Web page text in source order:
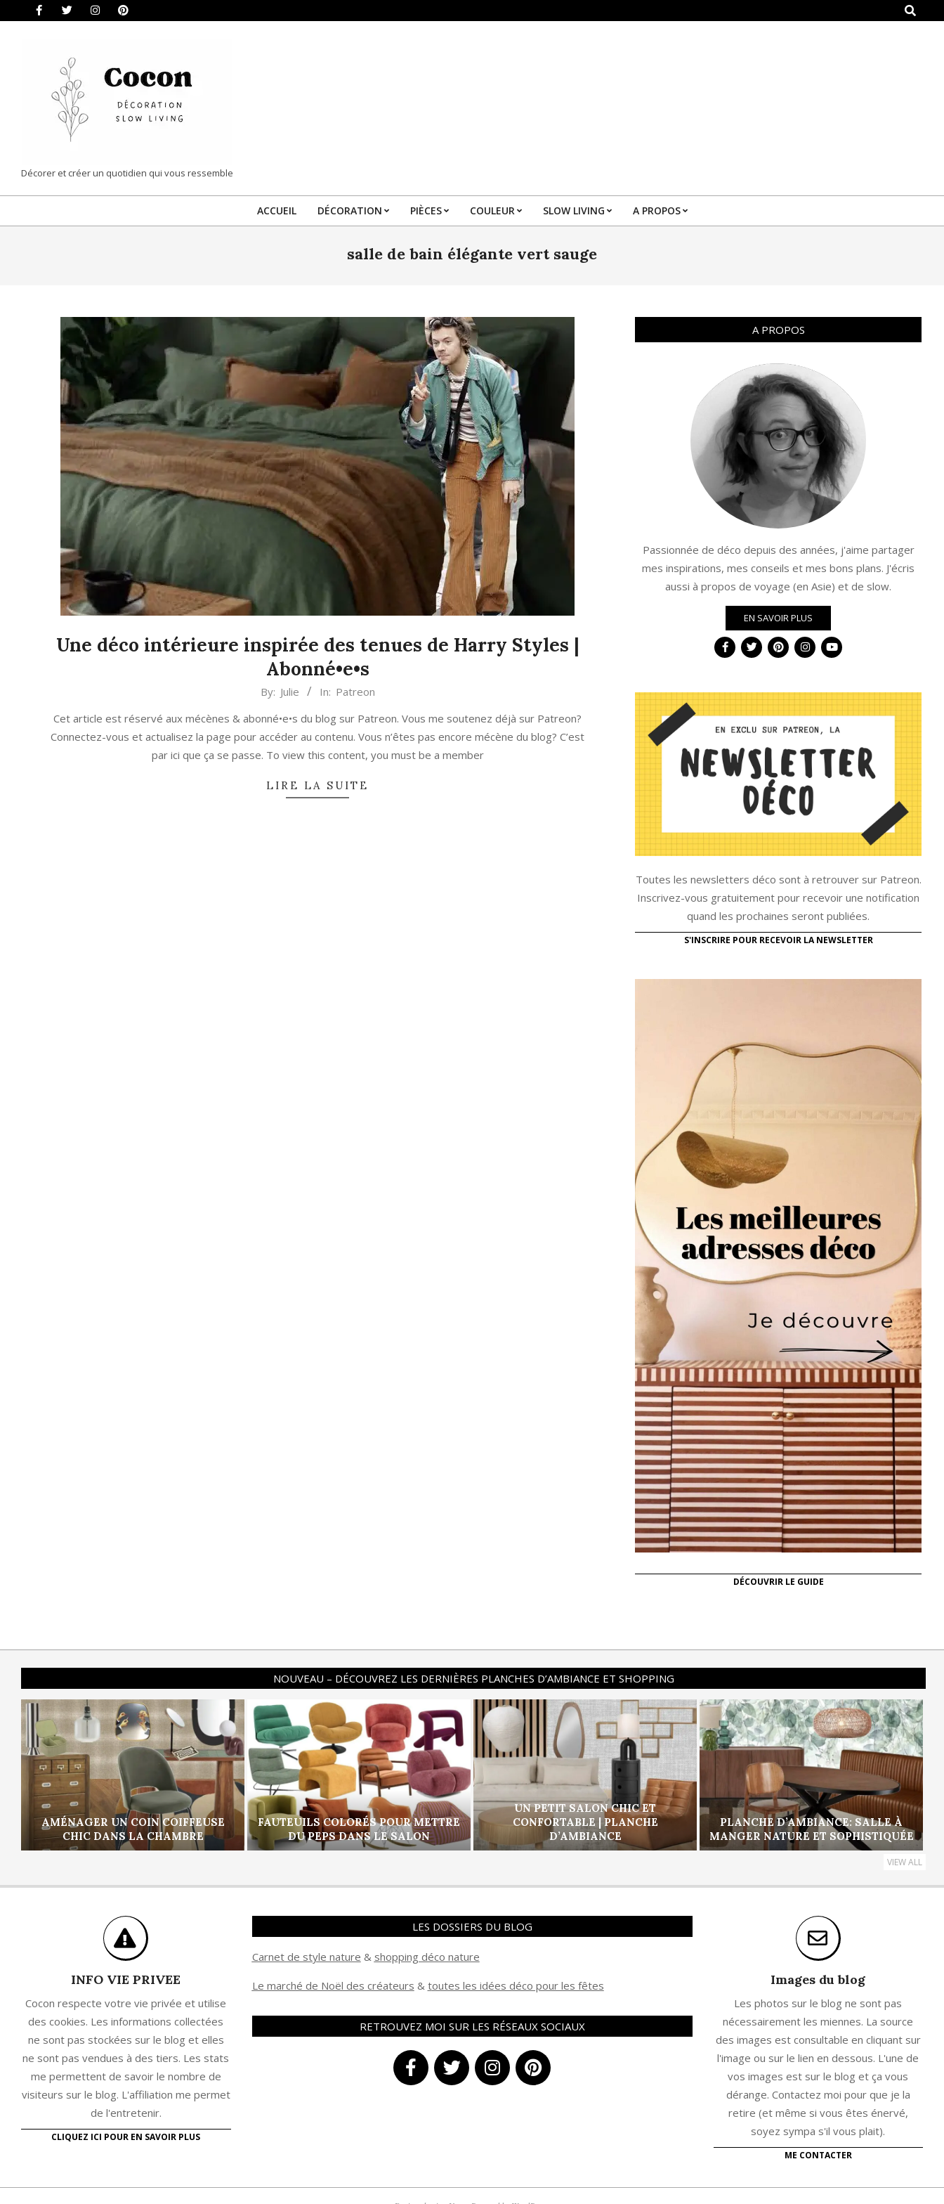
Search
COCON
|
DÉCORATION
Décorer et créer un quotidien qui vous ressemble
Primary
Menu
ACCUEIL DÉCORATION PIÈCES COULEUR SLOW LIVING A PROPOS
salle de bain élégante vert sauge
Une déco intérieure inspirée des tenues de Harry Styles |
Abonné•e•s
By: Julie In: Patreon
Cet article est réservé aux mécènes & abonné•e•s du blog sur Patreon. Vous me soutenez déjà sur Patreon?
Connectez-vous et actualisez la page pour accéder au contenu. Vous n’êtes pas encore mécène du blog? C’est
par ici que ça se passe. To view this content, you must be a member
LIRE LA SUITE
A PROPOS
Passionnée de déco depuis des années, j'aime partager
mes inspirations, mes conseils et mes bons plans. J'écris
aussi à propos de voyage (en Asie) et de slow.
EN SAVOIR PLUS
Toutes les newsletters déco sont à retrouver sur Patreon.
Inscrivez-vous gratuitement pour recevoir une notification
quand les prochaines seront publiées.
S'INSCRIRE POUR RECEVOIR LA NEWSLETTER
DÉCOUVRIR LE GUIDE
NOUVEAU – DÉCOUVREZ LES DERNIÈRES PLANCHES D’AMBIANCE ET SHOPPING
AMÉNAGER UN COIN COIFFEUSE
CHIC DANS LA CHAMBRE
FAUTEUILS COLORÉS POUR METTRE
DU PEPS DANS LE SALON
UN PETIT SALON CHIC ET
CONFORTABLE | PLANCHE
D’AMBIANCE
PLANCHE D’AMBIANCE: SALLE À
MANGER NATURE ET SOPHISTIQUÉE
VIEW ALL
INFO VIE PRIVEE
Cocon respecte votre vie privée et utilise
des cookies. Les informations collectées
ne sont pas stockées sur le blog et elles
ne sont pas vendues à des tiers. Les stats
me permettent de savoir le nombre de
visiteurs sur le blog. L'affiliation me permet
de l'entretenir.
CLIQUEZ ICI POUR EN SAVOIR PLUS
LES DOSSIERS DU BLOG
Carnet de style nature & shopping déco nature
Le marché de Noël des créateurs & toutes les idées déco pour les fêtes
RETROUVEZ MOI SUR LES RÉSEAUX SOCIAUX
Images du blog
Les photos sur le blog ne sont pas
nécessairement les miennes. La source
des images est consultable en cliquant sur
l'image ou sur le lien en dessous. L'une de
vos images est sur le blog et ça vous
dérange. Contactez moi pour que je la
retire (et même si vous êtes énervé,
soyez sympa s'il vous plait).
ME CONTACTER